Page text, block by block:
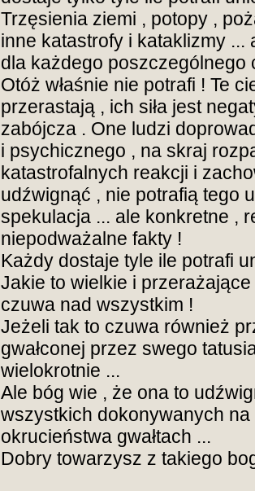
Trzęsienia ziemi , potopy ,
inne katastrofy i kataklizmy ...
dla każdego poszczególnego
Otóż właśnie nie potrafi ! Te
przerastają , ich siła jest
zabójcza . One ludzi
i psychicznego , na skraj
katastrofalnych reakcji i
udźwignąć , nie potrafią tego
spekulacja ... ale konkretne ,
niepodważalne fakty !
Każdy dostaje tyle ile potrafi
Jakie to wielkie i
czuwa nad wszystkim !
Jeżeli tak to czuwa również
gwałconej przez swego
wielokrotnie ...
Ale bóg wie , że ona to
wszystkich dokonywanych na
okrucieństwa gwałtach ...
Dobry towarzysz z takiego